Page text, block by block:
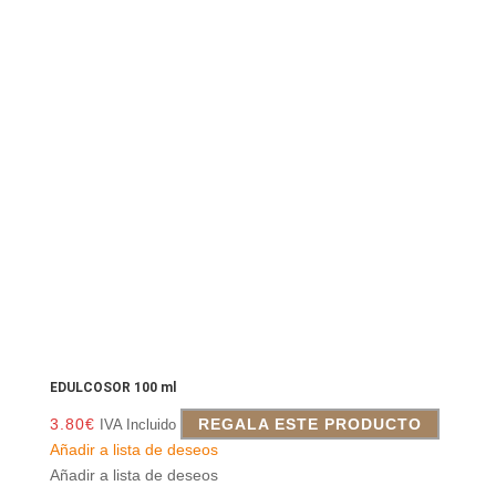
EDULCOSOR 100 ml
3.80€ IVA Incluido
REGALA ESTE PRODUCTO
Añadir a lista de deseos
Añadir a lista de deseos